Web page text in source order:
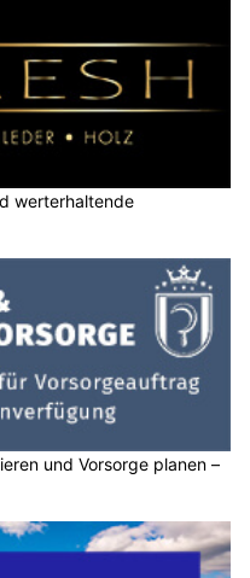
werterhaltende
und Vorsorge planen –